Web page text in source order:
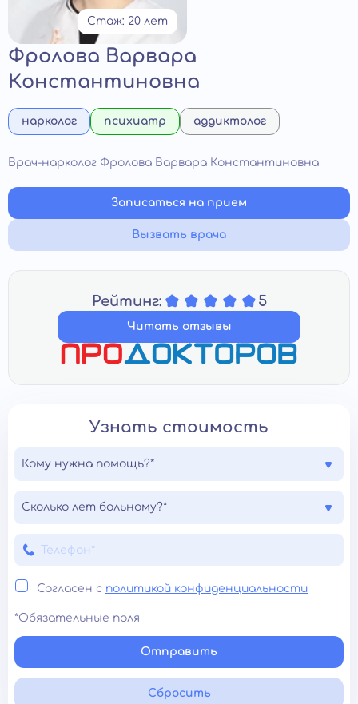
Стаж: 20 лет
Фролова Варвара
Константиновна
нарколог психиатр аддиктолог
Врач-нарколог Фролова Варвара Константиновна
Записаться на прием
Вызвать врача
Рейтинг: 5
Читать отзывы
Узнать стоимость
Кому нужна помощь?*
Сколько лет больному?*
Согласен с политикой конфиденциальности
*Обязательные поля
Отправить
Сбросить